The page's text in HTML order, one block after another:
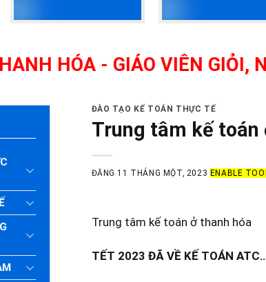
- GIÁO VIÊN GIỎI, NHIỀU
ĐÀO TẠO KẾ TOÁN THỰC TẾ
Trung tâm kế toán
ĐĂNG 11 THÁNG MỘT, 2023 ENABLE
Trung tâm kế toán ở thanh hóa
TẾT 2023 ĐÃ VỀ KẾ TOÁN